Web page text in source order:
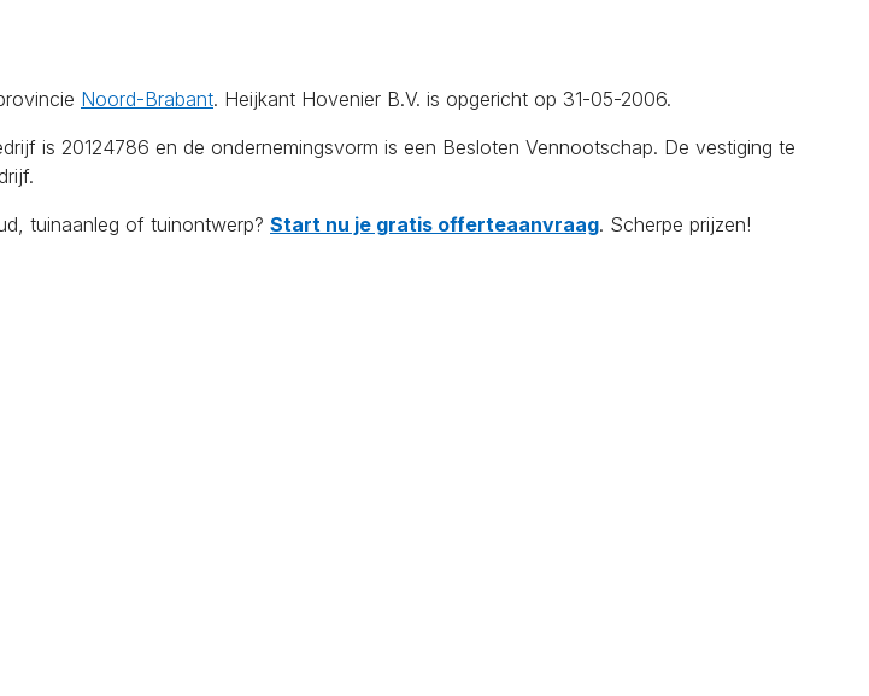
Noord-Brabant. Heijkant Hovenier B.V. is opgericht op 31-05-2006.
is 20124786 en de ondernemingsvorm is een Besloten Vennootschap. De vestiging te
tuinaanleg of tuinontwerp? Start nu je gratis offerteaanvraag. Scherpe prijzen!